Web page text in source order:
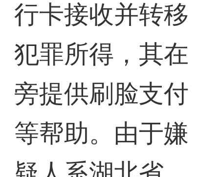
行卡接收并转移
犯罪所得，其在
旁提供刷脸支付
等帮助。由于嫌